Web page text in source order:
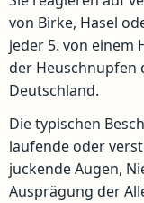
von Birke, Hasel
jeder 5. von einem
der Heuschnupfen
Deutschland.
Die typischen
laufende oder
juckende Augen,
Ausprägung der